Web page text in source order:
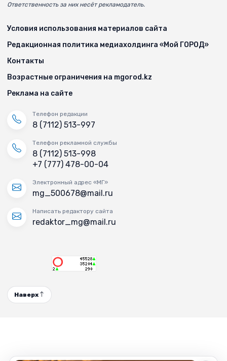
Ответственность за них несёт рекламодатель.
Условия использования материалов сайта
Редакционная политика медиахолдинга «Мой ГОРОД»
Контакты
Возрастные ограничения на mgorod.kz
Реклама на сайте
Телефон редакции
8 (7112) 513-997
Телефон рекламной службы
8 (7112) 513-998
+7 (777) 478-00-04
Электронный адрес «МГ»
mg_500678@mail.ru
Написать редактору сайта
redaktor_mg@mail.ru
Наверх